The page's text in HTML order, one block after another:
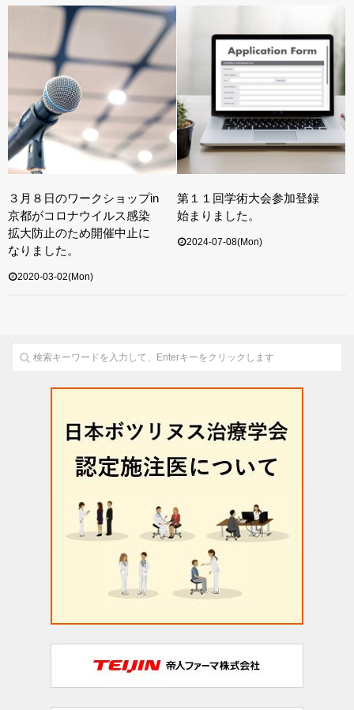
３月８日のワークショップin
京都がコロナウイルス感染
拡大防止のため開催中止に
なりました。
2020-03-02(Mon)
第１１回学術大会参加登録
始まりました。
2024-07-08(Mon)